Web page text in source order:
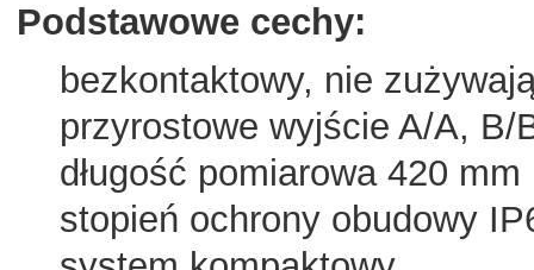
Podstawowe cechy:
bezkontaktowy, nie
przyrostowe wyjście A/A, B/
długość pomiarowa 420 mm
stopień ochrony obudowy